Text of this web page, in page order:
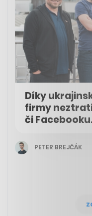
Díky
firmy
či
PETER BREJČÁK